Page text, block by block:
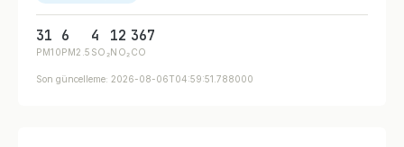
31
PM10
6
PM2.5
4
SO₂
12
NO₂
367
CO
Son güncelleme: 2026-08-06T04:59:51.788000